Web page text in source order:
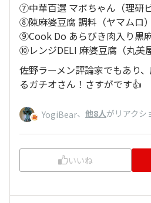
⑦中華百選 マボちゃん（理研ビ
⑧陳麻婆豆腐 調料（ヤマムロ）
⑨Cook Do あらびき肉入り黒
⑩レンジDELI 麻婆豆腐（丸美屋
佐野ラーメン評論家でもあり
るガチオさん！さすがです👍
YogiBear、 他8人がリアクシ
いいね